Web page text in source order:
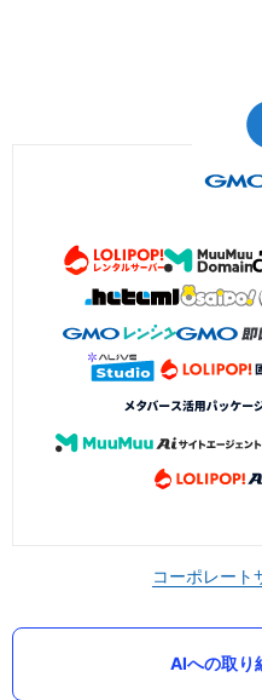
コーポレート
AIへの取り